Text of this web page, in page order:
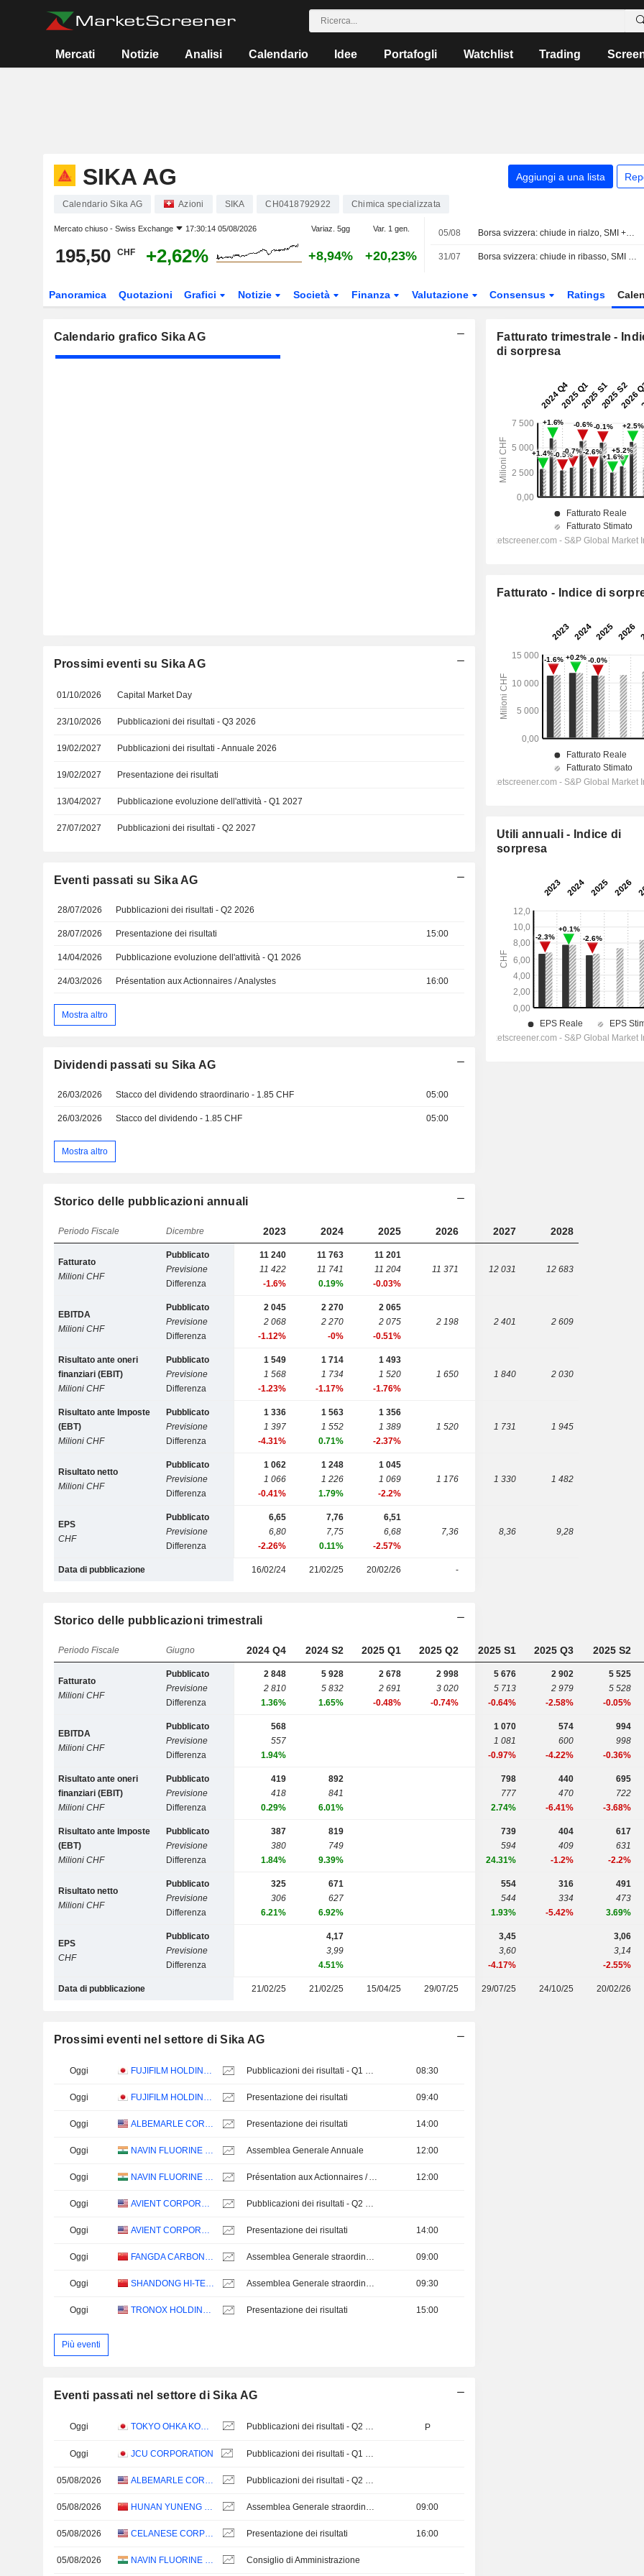
Mercati Notizie Analisi Calendario Idee Portafogli Watchlist Trading
SIKA AG Aggiungi a una lista
Calendario Sika AG Azioni SIKA CH0418792922 Chimica specializzata
Mercato chiuso - Swiss Exchange 17:30:14 05/08/2026 Variaz. 5gg Var. 1 gen.
195,50 CHF +2,62% +8,94% +20,23%
05/08 Borsa svizzera: chiude in rialzo, SMI +0,61%
31/07 Borsa svizzera: chiude in ribasso, SMI -0,32%
Panoramica Quotazioni Grafici Notizie Società Finanza Valutazione Consensus Ratings
Calendario grafico Sika AG
Prossimi eventi su Sika AG
01/10/2026 Capital Market Day
23/10/2026 Pubblicazioni dei risultati - Q3 2026
19/02/2027 Pubblicazioni dei risultati - Annuale 2026
19/02/2027 Presentazione dei risultati
13/04/2027 Pubblicazione evoluzione dell'attività - Q1 2027
27/07/2027 Pubblicazioni dei risultati - Q2 2027
Eventi passati su Sika AG
28/07/2026 Pubblicazioni dei risultati - Q2 2026
28/07/2026 Presentazione dei risultati 15:00
14/04/2026 Pubblicazione evoluzione dell'attività - Q1 2026
24/03/2026 Présentation aux Actionnaires / Analystes 16:00
Mostra altro
Dividendi passati su Sika AG
26/03/2026 Stacco del dividendo straordinario - 1.85 CHF 05:00
26/03/2026 Stacco del dividendo - 1.85 CHF 05:00
Mostra altro
Storico delle pubblicazioni annuali
Periodo Fiscale Dicembre 2023 2024 2025 2026 2027 2028
Fatturato
Milioni CHF
Pubblicato
Previsione
Differenza
11 240
11 422
-1.6%
11 763
11 741
0.19%
11 201
11 204
-0.03%
11 371 12 031 12 683
EBITDA
Milioni CHF
Pubblicato
Previsione
Differenza
2 045
2 068
-1.12%
2 270
2 270
-0%
2 065
2 075
-0.51%
2 198 2 401 2 609
Risultato ante oneri
finanziari (EBIT)
Milioni CHF
Pubblicato
Previsione
Differenza
1 549
1 568
-1.23%
1 714
1 734
-1.17%
1 493
1 520
-1.76%
1 650 1 840 2 030
Risultato ante Imposte
(EBT)
Milioni CHF
Pubblicato
Previsione
Differenza
1 336
1 397
-4.31%
1 563
1 552
0.71%
1 356
1 389
-2.37%
1 520 1 731 1 945
Risultato netto
Milioni CHF
Pubblicato
Previsione
Differenza
1 062
1 066
-0.41%
1 248
1 226
1.79%
1 045
1 069
-2.2%
1 176 1 330 1 482
EPS
CHF
Pubblicato
Previsione
Differenza
6,65
6,80
-2.26%
7,76
7,75
0.11%
6,51
6,68
-2.57%
7,36 8,36 9,28
Data di pubblicazione 16/02/24 21/02/25 20/02/26 -
Storico delle pubblicazioni trimestrali
Periodo Fiscale Giugno 2024 Q4 2024 S2 2025 Q1 2025 Q2 2025 S1 2025 Q3 2025 S2
Fatturato
Milioni CHF
Pubblicato
Previsione
Differenza
2 848
2 810
1.36%
5 928
5 832
1.65%
2 678
2 691
-0.48%
2 998
3 020
-0.74%
5 676
5 713
-0.64%
2 902
2 979
-2.58%
5 525
5 528
-0.05%
EBITDA
Milioni CHF
Pubblicato
Previsione
Differenza
568
557
1.94%
1 070
1 081
-0.97%
574
600
-4.22%
994
998
-0.36%
Risultato ante oneri
finanziari (EBIT)
Milioni CHF
Pubblicato
Previsione
Differenza
419
418
0.29%
892
841
6.01%
798
777
2.74%
440
470
-6.41%
695
722
-3.68%
Risultato ante Imposte
(EBT)
Milioni CHF
Pubblicato
Previsione
Differenza
387
380
1.84%
819
749
9.39%
739
594
24.31%
404
409
-1.2%
617
631
-2.2%
Risultato netto
Milioni CHF
Pubblicato
Previsione
Differenza
325
306
6.21%
671
627
6.92%
554
544
1.93%
316
334
-5.42%
491
473
3.69%
EPS
CHF
Pubblicato
Previsione
Differenza
4,17
3,99
4.51%
3,45
3,60
-4.17%
3,06
3,14
-2.55%
Data di pubblicazione 21/02/25 21/02/25 15/04/25 29/07/25 29/07/25 24/10/25 20/02/26
Prossimi eventi nel settore di Sika AG
Oggi FUJIFILM HOLDINGS CORPORATION Pubblicazioni dei risultati - Q1 2027 08:30
Oggi FUJIFILM HOLDINGS CORPORATION Presentazione dei risultati 09:40
Oggi ALBEMARLE CORPORATION Presentazione dei risultati 14:00
Oggi NAVIN FLUORINE INTERNATIONAL LIMITED Assemblea Generale Annuale 12:00
Oggi NAVIN FLUORINE INTERNATIONAL LIMITED Présentation aux Actionnaires / Analystes 12:00
Oggi AVIENT CORPORATION Pubblicazioni dei risultati - Q2 2026
Oggi AVIENT CORPORATION Presentazione dei risultati 14:00
Oggi FANGDA CARBON NEW MATERIAL CO.,LTD Assemblea Generale straordinaria 09:00
Oggi SHANDONG HI-TECH SPRING MATERIAL TECHNOLOGY CO., LTD. Assemblea Generale straordinaria 09:30
Oggi TRONOX HOLDINGS PLC Presentazione dei risultati 15:00
Più eventi
Eventi passati nel settore di Sika AG
Oggi P
Oggi JCU CORPORATION
05/08/2026
05/08/2026 09:00
05/08/2026 Presentazione dei risultati 16:00
05/08/2026 Consiglio di Amministrazione
Fatturato trimestrale -
di sorpresa
Fatturato - Indice di
Utili annuali - Indice di
sorpresa